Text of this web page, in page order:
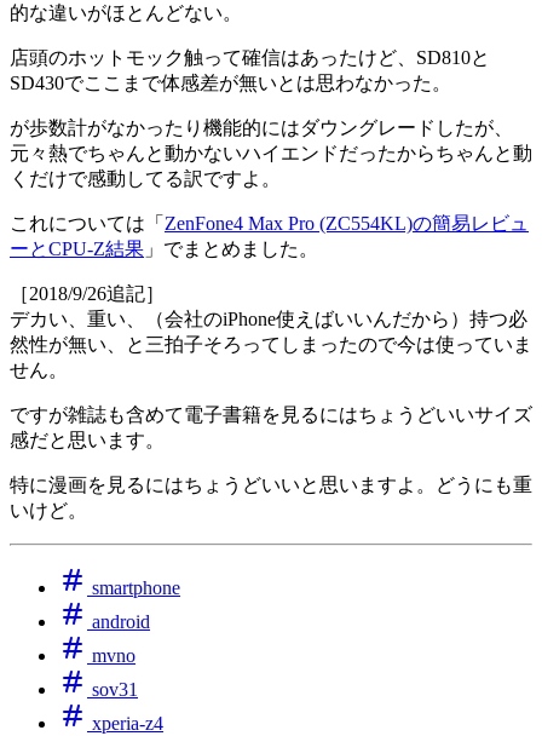
的な違いがほとんどない。
店頭のホットモック触って確信はあったけど、SD810と
SD430でここまで体感差が無いとは思わなかった。
が歩数計がなかったり機能的にはダウングレードしたが、
元々熱でちゃんと動かないハイエンドだったからちゃんと動
くだけで感動してる訳ですよ。
これについては「 ZenFone4 Max Pro (ZC554KL)の簡易レビュ
ーとCPU-Z結果 」でまとめました。
［2018/9/26追記］
デカい、重い、（会社のiPhone使えばいいんだから）持つ必
然性が無い、と三拍子そろってしまったので今は使っていま
せん。
ですが雑誌も含めて電子書籍を見るにはちょうどいいサイズ
感だと思います。
特に漫画を見るにはちょうどいいと思いますよ。どうにも重
いけど。
smartphone
android
mvno
sov31
xperia-z4